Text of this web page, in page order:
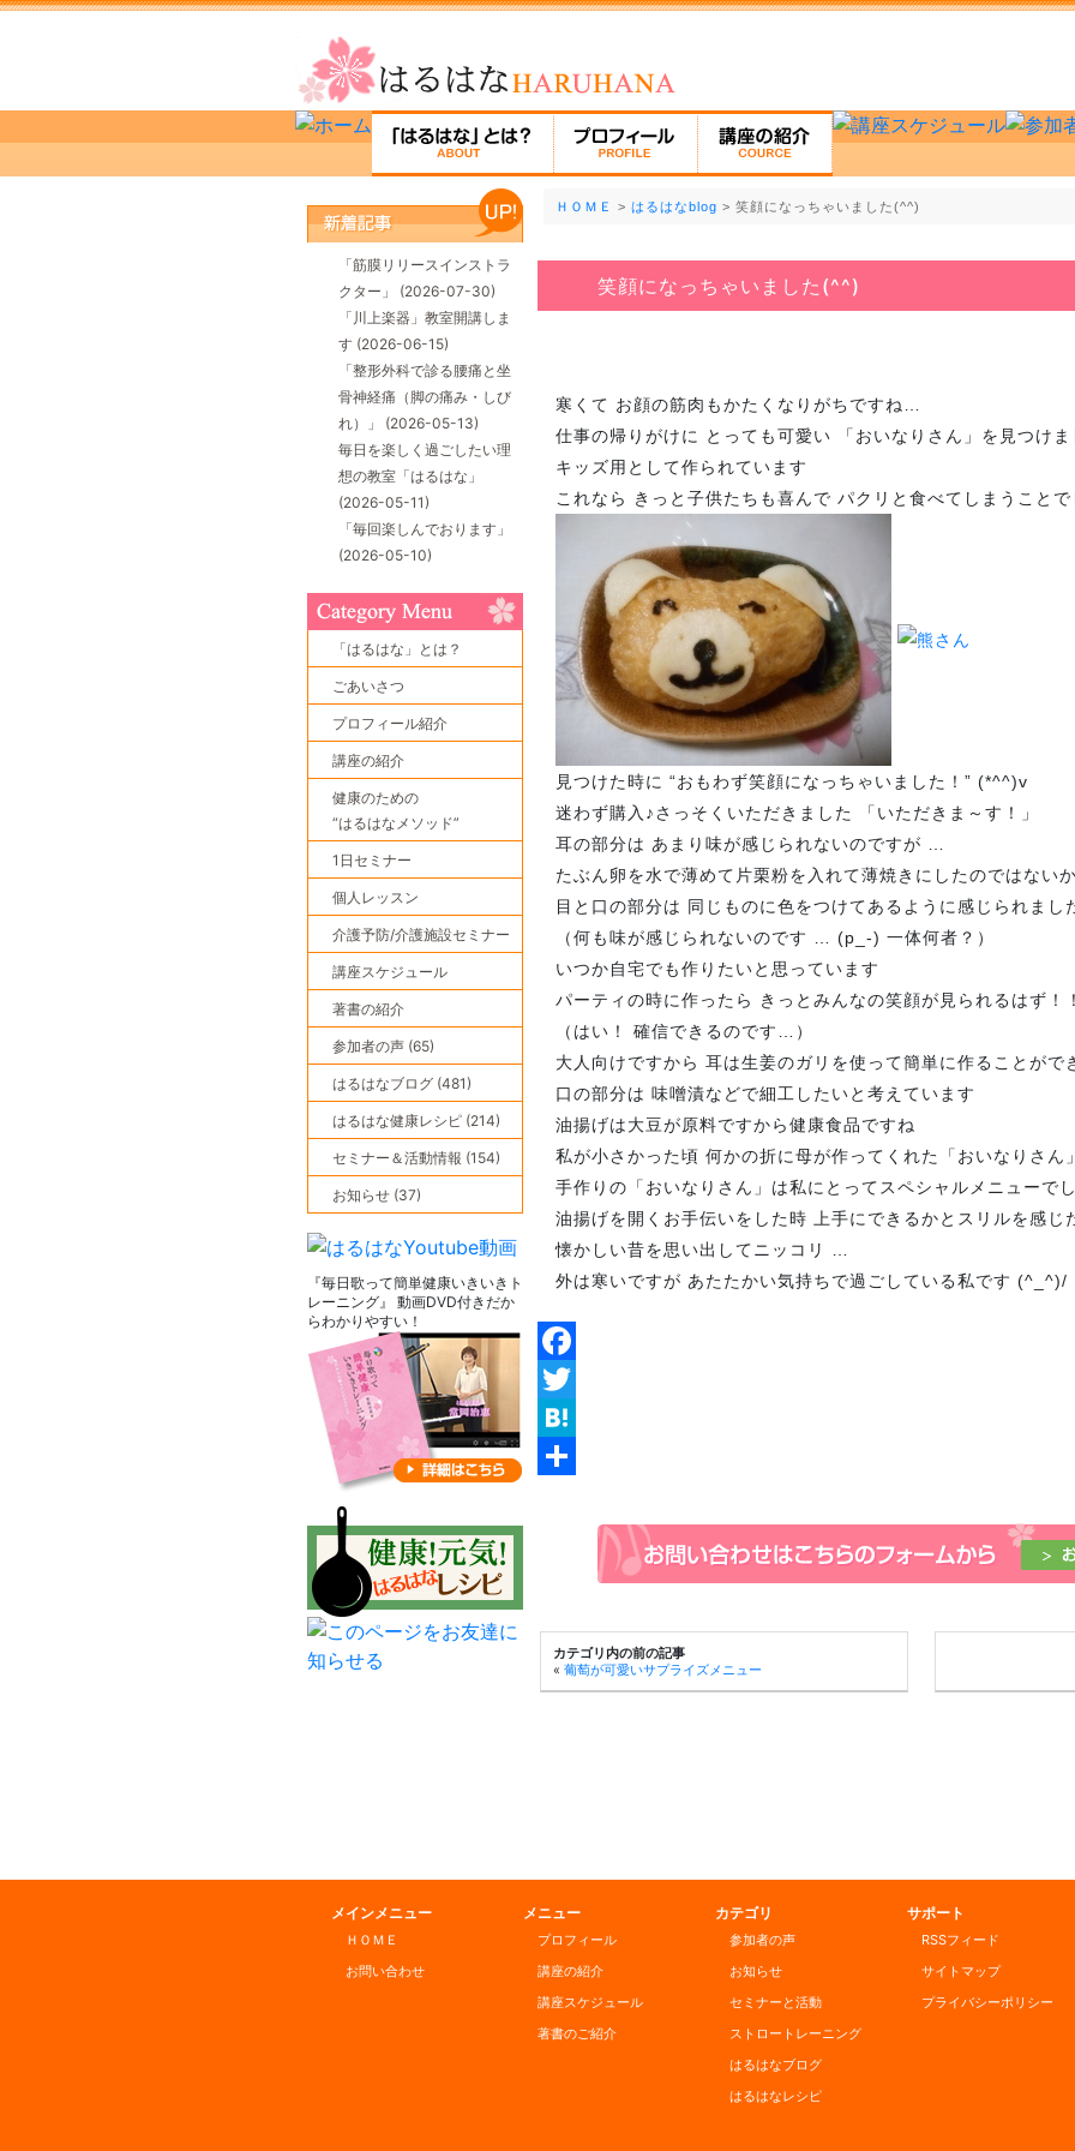
ＨＯＭＥ > はるはなblog > 笑顔になっちゃいました(^^)
笑顔になっちゃいました(^^)
寒くて お顔の筋肉もかたくなりがちですね…
仕事の帰りがけに とっても可愛い 「おいなりさん」を見つけま
キッズ用として作られています
これなら きっと子供たちも喜んで パクリと食べてしまうことで
見つけた時に “おもわず笑顔になっちゃいました！” (*^^)v
迷わず購入♪さっそくいただきました 「いただきま～す！」
耳の部分は あまり味が感じられないのですが …
たぶん卵を水で薄めて片栗粉を入れて薄焼きにしたのではない
目と口の部分は 同じものに色をつけてあるように感じられまし
（何も味が感じられないのです … (p_-) 一体何者？）
いつか自宅でも作りたいと思っています
パーティの時に作ったら きっとみんなの笑顔が見られるはず！！
（はい！ 確信できるのです…）
大人向けですから 耳は生姜のガリを使って簡単に作ることがで
口の部分は 味噌漬などで細工したいと考えています
油揚げは大豆が原料ですから健康食品ですね
私が小さかった頃 何かの折に母が作ってくれた「おいなりさん」
手作りの「おいなりさん」は私にとってスペシャルメニューで
油揚げを開くお手伝いをした時 上手にできるかとスリルを感じ
懐かしい昔を思い出してニッコリ …
外は寒いですが あたたかい気持ちで過ごしている私です (^_^)/
Facebook
Twitter
Hatena
カテゴリ内の前の記事
« 葡萄が可愛いサプライズメニュー
「筋膜リリースインストラ
クター」 (2026-07-30)
「川上楽器」教室開講しま
す (2026-06-15)
「整形外科で診る腰痛と坐
骨神経痛（脚の痛み・しび
れ）」 (2026-05-13)
毎日を楽しく過ごしたい理
想の教室「はるはな」
(2026-05-11)
「毎回楽しんでおります」
(2026-05-10)
「はるはな」とは？
ごあいさつ
プロフィール紹介
講座の紹介
健康のための
“はるはなメソッド”
1日セミナー
個人レッスン
介護予防/介護施設セミナー
講座スケジュール
著書の紹介
参加者の声 (65)
はるはなブログ (481)
はるはな健康レシピ (214)
セミナー＆活動情報 (154)
お知らせ (37)
『毎日歌って簡単健康いきいきト
レーニング』 動画DVD付きだか
らわかりやすい！
メインメニュー
ＨＯＭＥ
お問い合わせ
メニュー
プロフィール
講座の紹介
講座スケジュール
著書のご紹介
カテゴリ
参加者の声
お知らせ
セミナーと活動
ストロートレーニング
はるはなブログ
はるはなレシピ
サポート
RSSフィード
サイトマップ
プライバシーポリシー